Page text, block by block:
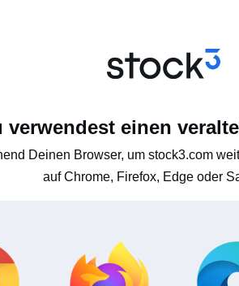
verwendest einen
Deinen Browser, um stock3.com
auf Chrome, Firefox, Edge oder